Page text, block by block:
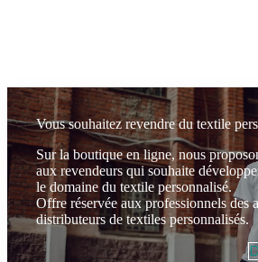
Vous souhaitez revendre du textile
Sur la boutique en ligne, nous
aux revendeurs qui souhaite
le domaine du textile personnalisé.
Offre réservée aux professionnels des
distributeurs de textiles personnalisés.